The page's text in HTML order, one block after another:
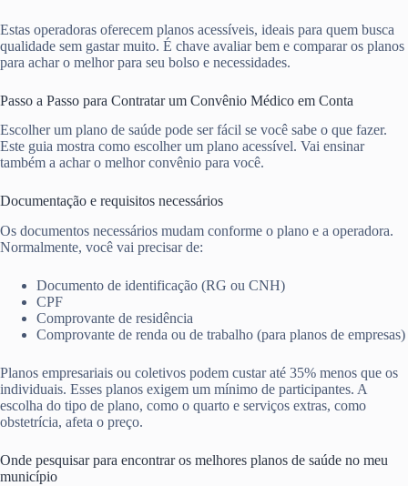
Estas operadoras oferecem planos acessíveis, ideais para quem busca
qualidade sem gastar muito. É chave avaliar bem e comparar os planos
para achar o melhor para seu bolso e necessidades.
Passo a Passo para Contratar um Convênio Médico em Conta
Escolher um plano de saúde pode ser fácil se você sabe o que fazer.
Este guia mostra como escolher um plano acessível. Vai ensinar
também a achar o melhor convênio para você.
Documentação e requisitos necessários
Os documentos necessários mudam conforme o plano e a operadora.
Normalmente, você vai precisar de:
Documento de identificação (RG ou CNH)
CPF
Comprovante de residência
Comprovante de renda ou de trabalho (para planos de empresas)
Planos empresariais ou coletivos podem custar até 35% menos que os
individuais. Esses planos exigem um mínimo de participantes. A
escolha do tipo de plano, como o quarto e serviços extras, como
obstetrícia, afeta o preço.
Onde pesquisar para encontrar os melhores planos de saúde no meu
município